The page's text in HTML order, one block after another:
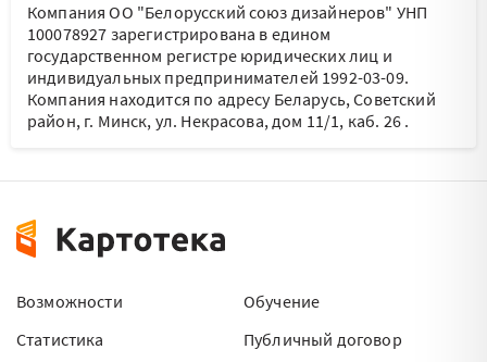
Компания ОО "Белорусский союз дизайнеров" УНП
100078927 зарегистрирована в едином
государственном регистре юридических лиц и
индивидуальных предпринимателей 1992-03-09.
Компания находится по адресу Беларусь, Советский
район, г. Минск, ул. Некрасова, дом 11/1, каб. 26.
Возможности
Статистика
Обучение
Публичный договор